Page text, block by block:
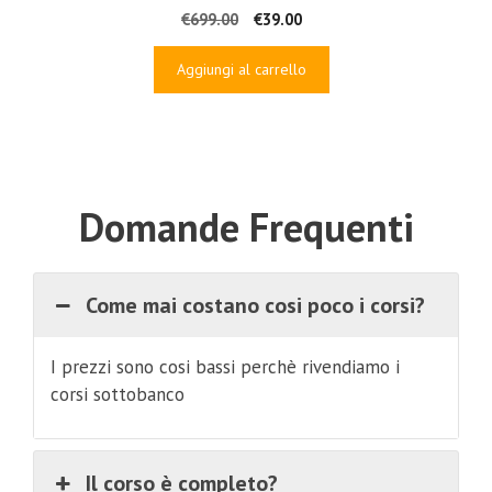
€699.00
Il
prezzo
originale
€39.00Il
prezzo
attuale
Aggiungi al carrello
Domande Frequenti
Come mai costano cosi poco i corsi?
I prezzi sono cosi bassi perchè rivendiamo i
corsi sottobanco
Il corso è completo?